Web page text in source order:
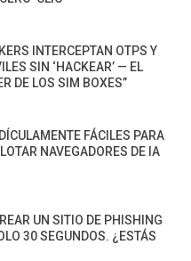
INTERCEPTAN OTPS Y
SIN ‘HACKEAR’ — EL
DE LOS SIM BOXES”
FÁCILES PARA
NAVEGADORES DE IA
UN SITIO DE PHISHING
30 SEGUNDOS. ¿ESTÁS